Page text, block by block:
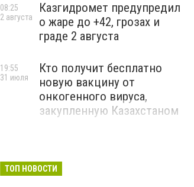
Казгидромет предупредил
о жаре до +42, грозах и
граде 2 августа
08:25
2 августа
Кто получит бесплатно
новую вакцину от
онкогенного вируса,
закупленную Казахстаном
19:55
31 июля
ТОП НОВОСТИ